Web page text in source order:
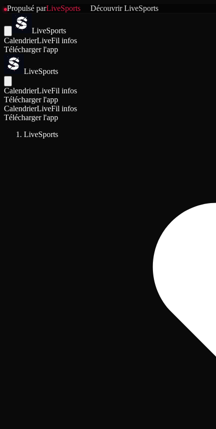
Propulsé parLiveSports DécouvrirLiveSports
LiveSports
CalendrierLiveFil infos
Télécharger l'app
LiveSports
CalendrierLiveFil infos
Télécharger l'app
CalendrierLiveFil infos
Télécharger l'app
LiveSports